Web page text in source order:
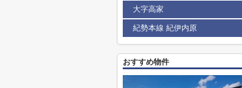
大字高家
紀勢本線 紀伊内原
おすすめ物件